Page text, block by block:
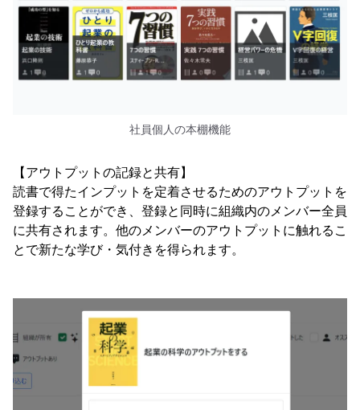
社員個人の本棚機能
【アウトプットの記録と共有】
読書で得たインプットを定着させるためのアウトプットを
登録することができ、登録と同時に組織内のメンバー全員
に共有されます。他のメンバーのアウトプットに触れるこ
とで新たな学び・気付きを得られます。